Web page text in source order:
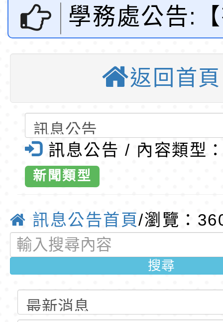
說明影片
光城市手牽手，綠能
走」動畫影片
本府115年70歲以上
員健康講座「吃得安
心」，請退休同仁踴
清華光罩教學專業論
動時代中的好老師：
教師韌性
轉環境部「淨零綠領
轉農業部桃園區農業
「115年食農教育專
訓練課程」，歡迎已
育專業人員資格者報
錄取公告-桃園市桃
民小學115學年度「
理人員」甄選
東門國小115學年度
梯特教代課教師甄選
公告(尚有缺額)
東門國小115學年度
梯特教代課教師甄選
公告(尚有缺額)
東門國小115學年度
梯特教代理教師甄選
公告(尚有缺額)
特殊教育學生及幼兒
明手冊(修訂版)與學
說明影片
轉知臺中市政府政風
光城市手牽手，綠能
走」動畫影片
本府115年70歲以上
員健康講座「吃得安
心」，請退休同仁踴
清華光罩教學專業論
動時代中的好老師：
轉環境部「淨零綠領
學務處公告:
答活動來囉！
地檢署推出
暑期犯罪預
答活動，讓
好禮！-桃園
小全球資訊網
育
返回首頁
訊息公告 / 內容類型
新聞類型
訊息公告首頁/瀏覽：
搜尋